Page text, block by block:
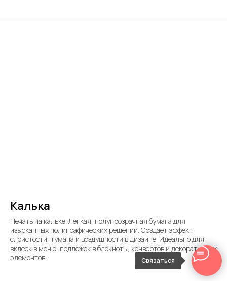
Калька
Печать на кальке. Легкая, полупрозрачная бумага для
изысканных полиграфических решений. Создает эффект
слоистости, тумана и воздушности в дизайне. Идеально для
вклеек в меню, подложек в блокноты, конвертов и декоративных
элементов.
Связаться